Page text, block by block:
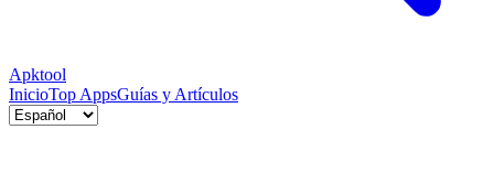
Apktool
InicioTop AppsGuías y Artículos